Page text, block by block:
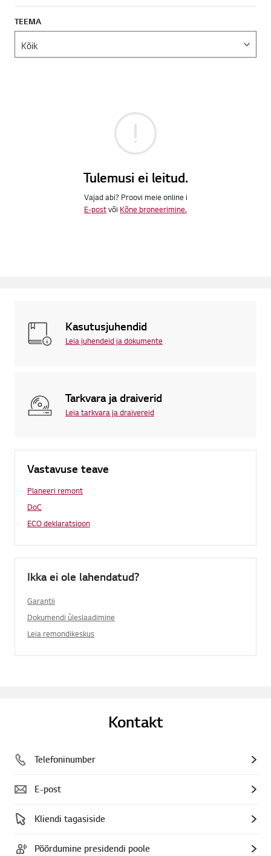
TEEMA
Tulemusi ei leitud.
Vajad abi? Proovi meie online i
E-postvõi Kõne broneerimine.
Kasutusjuhendid
Leia juhendeid ja dokumente
Tarkvara ja draiverid
Leia tarkvara ja draivereid
Vastavuse teave
Planeeri remont
DoC
ECO deklaratsioon
Ikka ei ole lahendatud?
Garantii
Dokumendi üleslaadimine
Leia remondikeskus
Kontakt
Telefoninumber
E-post
Kliendi tagasiside
Pöördumine presidendi poole